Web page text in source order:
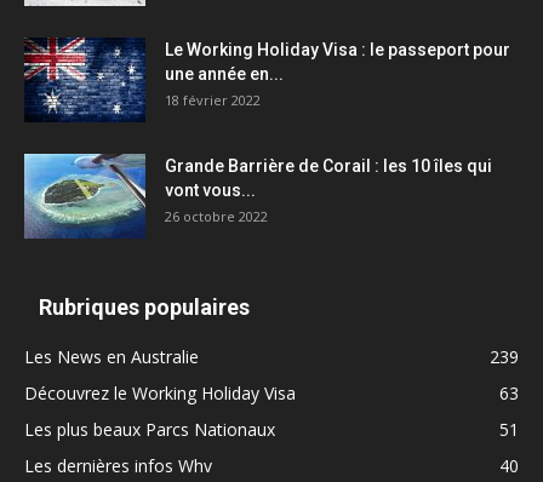
Le Working Holiday Visa : le passeport pour
une année en...
18 février 2022
Grande Barrière de Corail : les 10 îles qui
vont vous...
26 octobre 2022
Rubriques populaires
Les News en Australie
239
Découvrez le Working Holiday Visa
63
Les plus beaux Parcs Nationaux
51
Les dernières infos Whv
40